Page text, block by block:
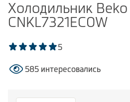
Стиральные и сушильные
Посудомоечные машины
Плиты
Холодильник Beko
CNKL7321EC0W
5
585 интересовались